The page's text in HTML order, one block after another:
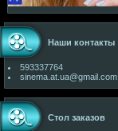
Наши контакты
593337764
sinema.at.ua@gmail.com
Стол заказов